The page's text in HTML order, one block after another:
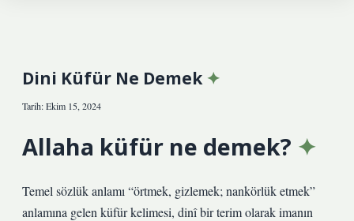
Dini Küfür Ne Demek
Tarih: Ekim 15, 2024
Allaha küfür ne demek?
Temel sözlük anlamı “örtmek, gizlemek; nankörlük etmek”
anlamına gelen küfür kelimesi, dinî bir terim olarak imanın